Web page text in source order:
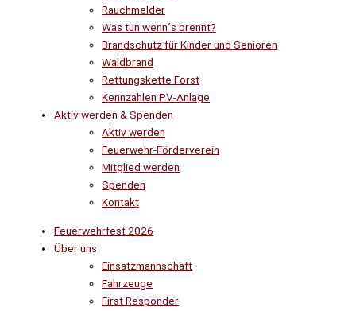
Rauchmelder
Was tun wenn´s brennt?
Brandschutz für Kinder und Senioren
Waldbrand
Rettungskette Forst
Kennzahlen PV-Anlage
Aktiv werden & Spenden
Aktiv werden
Feuerwehr-Förderverein
Mitglied werden
Spenden
Kontakt
Feuerwehrfest 2026
Über uns
Einsatzmannschaft
Fahrzeuge
First Responder